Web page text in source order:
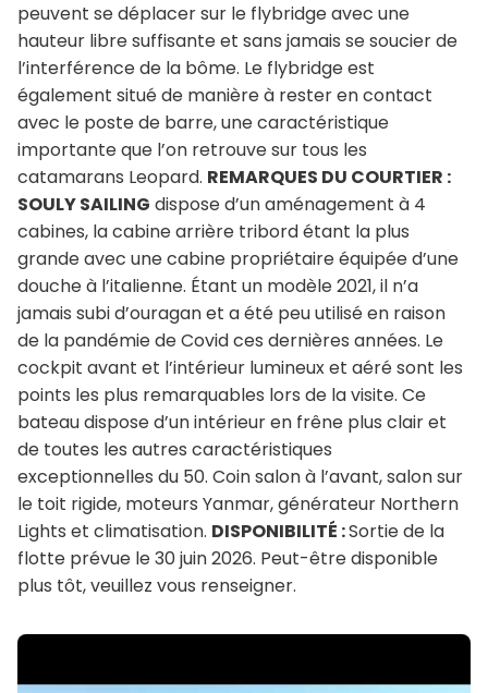
peuvent se déplacer sur le flybridge avec une
hauteur libre suffisante et sans jamais se soucier de
l’interférence de la bôme. Le flybridge est
également situé de manière à rester en contact
avec le poste de barre, une caractéristique
importante que l’on retrouve sur tous les
catamarans Leopard. REMARQUES DU COURTIER :
SOULY SAILING dispose d’un aménagement à 4
cabines, la cabine arrière tribord étant la plus
grande avec une cabine propriétaire équipée d’une
douche à l’italienne. Étant un modèle 2021, il n’a
jamais subi d’ouragan et a été peu utilisé en raison
de la pandémie de Covid ces dernières années. Le
cockpit avant et l’intérieur lumineux et aéré sont les
points les plus remarquables lors de la visite. Ce
bateau dispose d’un intérieur en frêne plus clair et
de toutes les autres caractéristiques
exceptionnelles du 50. Coin salon à l’avant, salon sur
le toit rigide, moteurs Yanmar, générateur Northern
Lights et climatisation. DISPONIBILITÉ :Sortie de la
flotte prévue le 30 juin 2026. Peut-être disponible
plus tôt, veuillez vous renseigner.